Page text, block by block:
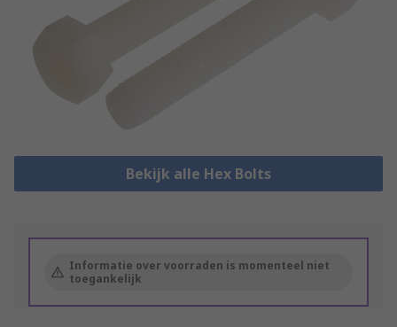
Bekijk alle Hex Bolts
Informatie over voorraden is momenteel niet
toegankelijk